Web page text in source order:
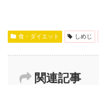
食・ダイエット しめじ
関連記事